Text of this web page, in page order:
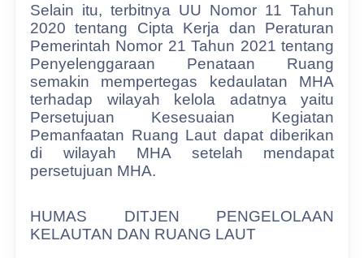
Selain itu, terbitnya UU Nomor 11 Tahun
2020 tentang Cipta Kerja dan Peraturan
Pemerintah Nomor 21 Tahun 2021 tentang
Penyelenggaraan Penataan Ruang
semakin mempertegas kedaulatan MHA
terhadap wilayah kelola adatnya yaitu
Persetujuan Kesesuaian Kegiatan
Pemanfaatan Ruang Laut dapat diberikan
di wilayah MHA setelah mendapat
persetujuan MHA.
HUMAS DITJEN PENGELOLAAN
KELAUTAN DAN RUANG LAUT